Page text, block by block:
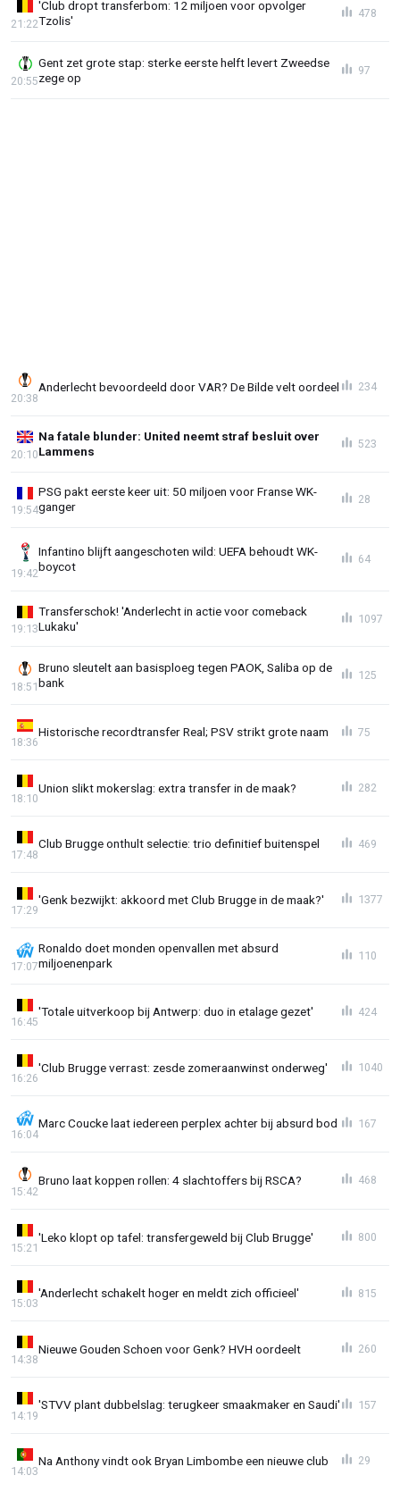
'Club dropt transferbom: 12 miljoen voor opvolger
Tzolis'
21:22
478
Gent zet grote stap: sterke eerste helft levert Zweedse
zege op
20:55
97
Anderlecht bevoordeeld door VAR? De Bilde velt oordeel
20:38
234
Na fatale blunder: United neemt straf besluit over
Lammens
20:10
523
PSG pakt eerste keer uit: 50 miljoen voor Franse WK-
ganger
19:54
28
Infantino blijft aangeschoten wild: UEFA behoudt WK-
boycot
19:42
64
Transferschok! 'Anderlecht in actie voor comeback
Lukaku'
19:13
1097
Bruno sleutelt aan basisploeg tegen PAOK, Saliba op de
bank
18:51
125
Historische recordtransfer Real; PSV strikt grote naam
18:36
75
Union slikt mokerslag: extra transfer in de maak?
18:10
282
Club Brugge onthult selectie: trio definitief buitenspel
17:48
469
'Genk bezwijkt: akkoord met Club Brugge in de maak?'
17:29
1377
Ronaldo doet monden openvallen met absurd
miljoenenpark
17:07
110
'Totale uitverkoop bij Antwerp: duo in etalage gezet'
16:45
424
'Club Brugge verrast: zesde zomeraanwinst onderweg'
16:26
1040
Marc Coucke laat iedereen perplex achter bij absurd bod
16:04
167
Bruno laat koppen rollen: 4 slachtoffers bij RSCA?
15:42
468
'Leko klopt op tafel: transfergeweld bij Club Brugge'
15:21
800
'Anderlecht schakelt hoger en meldt zich officieel'
15:03
815
Nieuwe Gouden Schoen voor Genk? HVH oordeelt
14:38
260
'STVV plant dubbelslag: terugkeer smaakmaker en Saudi'
14:19
157
Na Anthony vindt ook Bryan Limbombe een nieuwe club
14:03
29